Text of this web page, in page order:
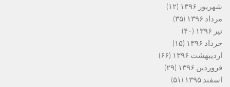
شهریور ۱۳۹۶
(۱۲)
مرداد ۱۳۹۶
(۳۵)
تیر ۱۳۹۶
(۴۰)
خرداد ۱۳۹۶
(۱۵)
اردیبهشت ۱۳۹۶
(۶۶)
فروردین ۱۳۹۶
(۲۹)
اسفند ۱۳۹۵
(۵۱)